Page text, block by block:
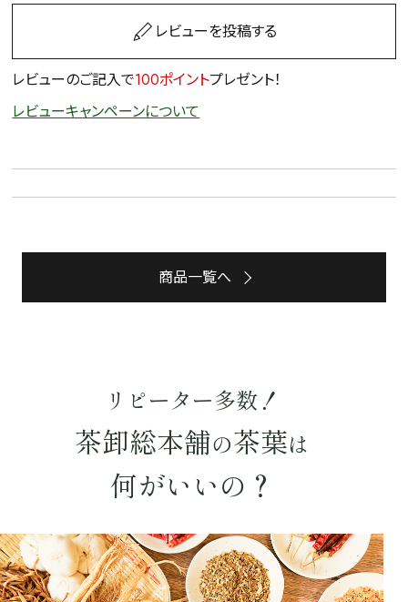
キーワードで探す
ルイボス カモミール 仙鶴草 深蒸し茶業務用
予算・価格で探す
〜 円
レビューを投稿する
レビューのご記入で100ポイントプレゼント！
レビューキャンペーンについて
商品一覧へ
リピーター多数！
茶卸総本舗の茶葉は
何がいいの？